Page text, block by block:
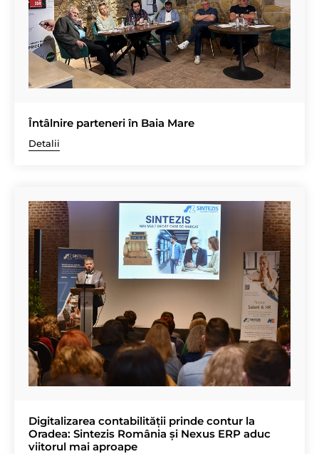
Întâlnire parteneri în Baia Mare
Detalii
Digitalizarea contabilității prinde contur la
Oradea: Sintezis România și Nexus ERP aduc
viitorul mai aproape